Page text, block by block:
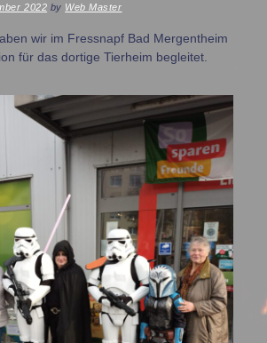
2022 by Web Master
wir im Fressnapf Bad Mergentheim
für das dortige Tierheim begleitet.